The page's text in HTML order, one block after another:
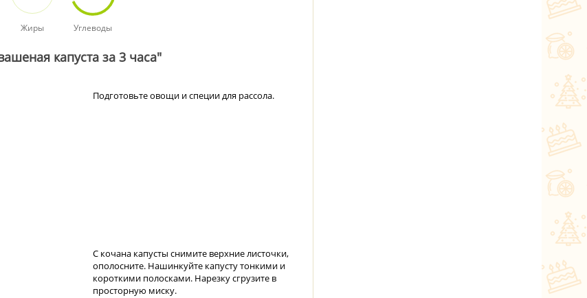
Жиры Углеводы
капуста за 3 часа"
Подготовьте овощи и специи для рассола.
С кочана капусты снимите верхние листочки,
ополосните. Нашинкуйте капусту тонкими и
короткими полосками. Нарезку сгрузите в
просторную миску.